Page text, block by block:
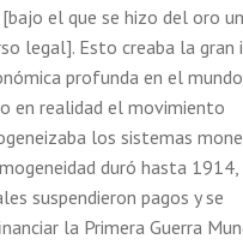
el que se hizo del oro un
legal]. Esto creaba la gran
profunda en el mundo
en realidad el movimiento
los sistemas
duró hasta 1914,
suspendieron pagos y se
la Primera Guerra